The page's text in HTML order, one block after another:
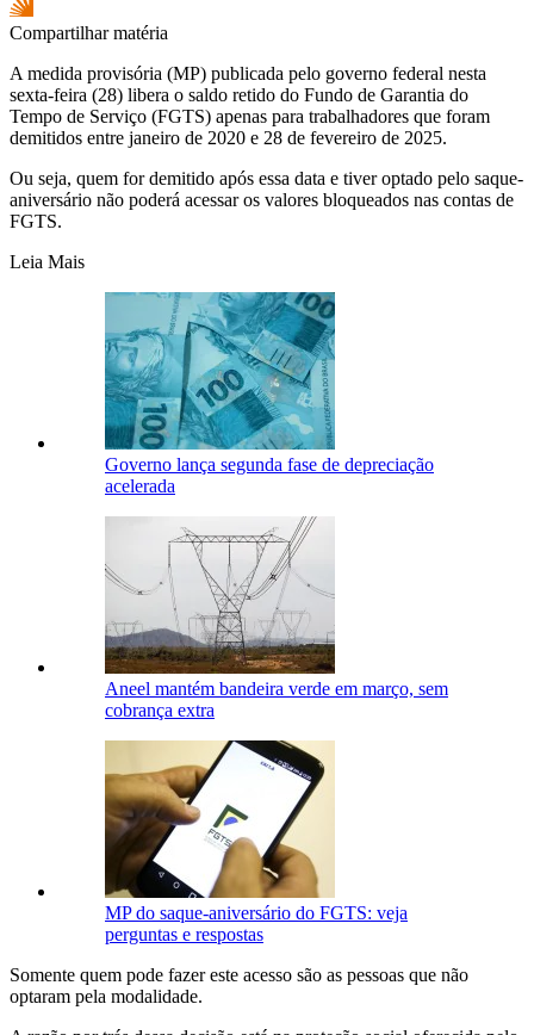
Compartilhar matéria
A medida provisória (MP) publicada pelo governo federal nesta
sexta-feira (28) libera o saldo retido do Fundo de Garantia do
Tempo de Serviço (FGTS) apenas para trabalhadores que foram
demitidos entre janeiro de 2020 e 28 de fevereiro de 2025.
Ou seja, quem for demitido após essa data e tiver optado pelo saque-
aniversário não poderá acessar os valores bloqueados nas contas de
FGTS.
Leia Mais
Governo lança segunda fase de depreciação
acelerada
Aneel mantém bandeira verde em março, sem
cobrança extra
MP do saque-aniversário do FGTS: veja
perguntas e respostas
Somente quem pode fazer este acesso são as pessoas que não
optaram pela modalidade.